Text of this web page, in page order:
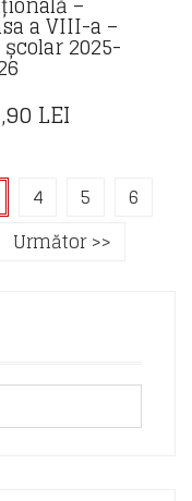
a VIII-a –
2025-
LEI
4 5
6
Următor >>